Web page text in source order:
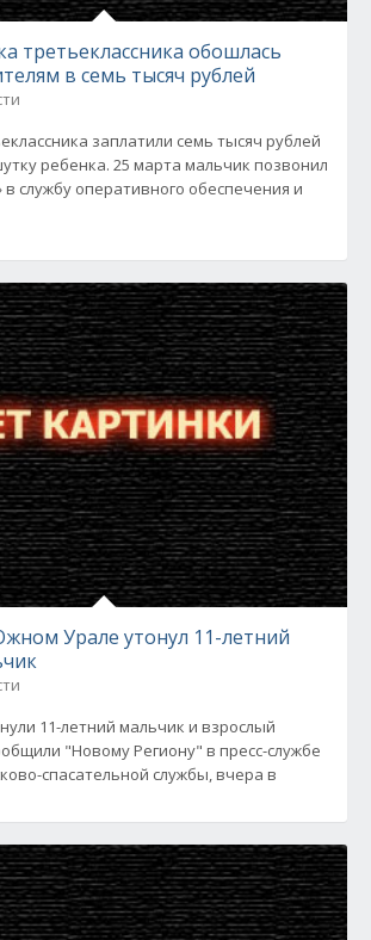
третьеклассника обошлась
в семь тысяч рублей
заплатили семь тысяч рублей
ребенка. 25 марта мальчик позвонил
в службу оперативного обеспечения и
Урале утонул 11-летний
11-летний мальчик и взрослый
"Новому Региону" в пресс-службе
спасательной службы, вчера в